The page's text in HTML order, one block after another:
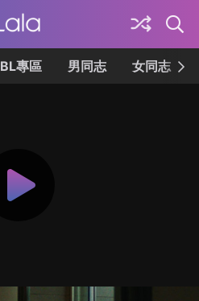
BL專區 男同志 女同志